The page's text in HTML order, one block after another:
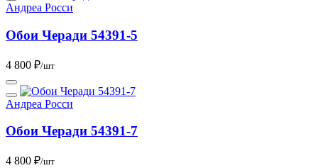
Андреа Росси
Обои Черади 54391-5
4 800 ₽/шт
Андреа Росси
Обои Черади 54391-7
4 800 ₽/шт